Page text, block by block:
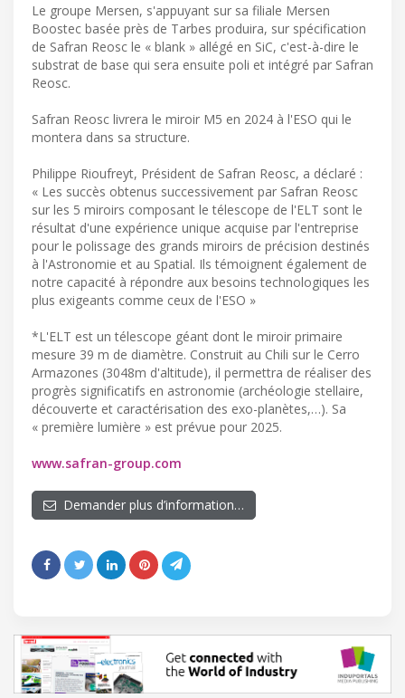
Le groupe Mersen, s'appuyant sur sa filiale Mersen
Boostec basée près de Tarbes produira, sur spécification
de Safran Reosc le « blank » allégé en SiC, c'est-à-dire le
substrat de base qui sera ensuite poli et intégré par Safran
Reosc.
Safran Reosc livrera le miroir M5 en 2024 à l'ESO qui le
montera dans sa structure.
Philippe Rioufreyt, Président de Safran Reosc, a déclaré :
« Les succès obtenus successivement par Safran Reosc
sur les 5 miroirs composant le télescope de l'ELT sont le
résultat d'une expérience unique acquise par l'entreprise
pour le polissage des grands miroirs de précision destinés
à l'Astronomie et au Spatial. Ils témoignent également de
notre capacité à répondre aux besoins technologiques les
plus exigeants comme ceux de l'ESO »
*L'ELT est un télescope géant dont le miroir primaire
mesure 39 m de diamètre. Construit au Chili sur le Cerro
Armazones (3048m d'altitude), il permettra de réaliser des
progrès significatifs en astronomie (archéologie stellaire,
découverte et caractérisation des exo-planètes,…). Sa
« première lumière » est prévue pour 2025.
www.safran-group.com
Demander plus d’information…